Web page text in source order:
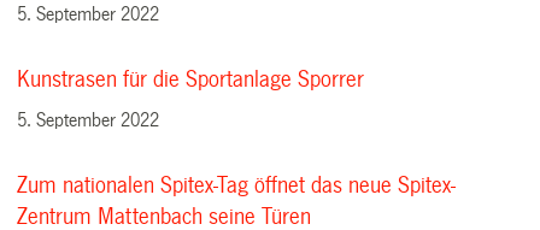
5. September 2022
Kunstrasen für die Sportanlage Sporrer
5. September 2022
Zum nationalen Spitex-Tag öffnet das neue Spitex-
Zentrum Mattenbach seine Türen